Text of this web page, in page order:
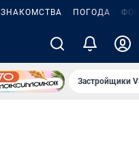
ЗНАКОМСТВА ПОГОДА
Застройщики